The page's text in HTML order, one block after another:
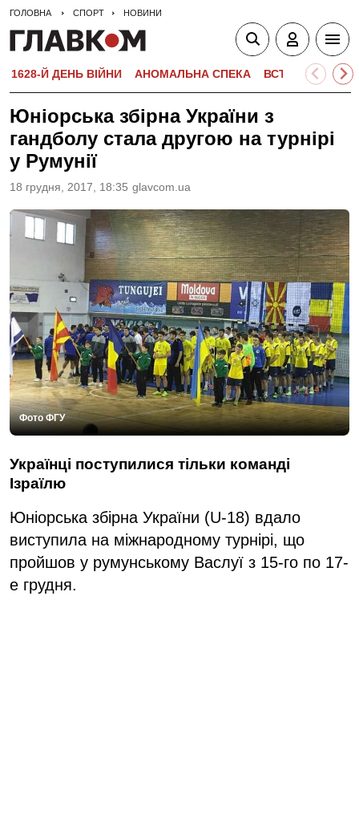
ГОЛОВНА СПОРТ НОВИНИ
1628-Й ДЕНЬ ВІЙНИ АНОМАЛЬНА СПЕКА ВСТУПНА
Юніорська збірна України з
гандболу стала другою на турнірі
у Румунії
18 грудня, 2017, 18:35 glavcom.ua
Фото ФГУ
Українці поступилися тільки команді
Ізраїлю
Юніорська збірна України (U-18) вдало
виступила на міжнародному турнірі, що
пройшов у румунському Васлуї з 15-го по 17-
е грудня.